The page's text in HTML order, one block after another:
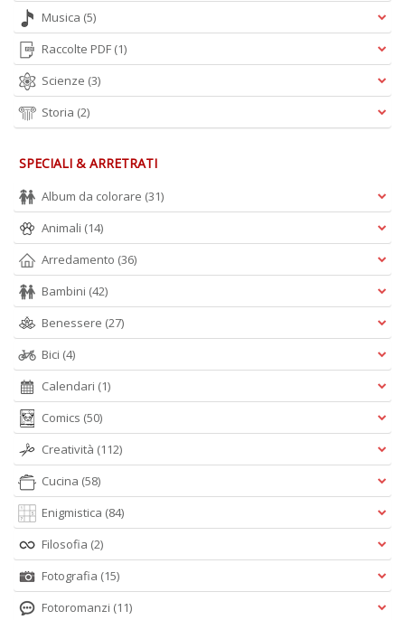
Musica (5)
Raccolte PDF (1)
Scienze (3)
Storia (2)
SPECIALI & ARRETRATI
Album da colorare (31)
Animali (14)
Arredamento (36)
Bambini (42)
Benessere (27)
Bici (4)
Calendari (1)
Comics (50)
Creatività (112)
Cucina (58)
Enigmistica (84)
Filosofia (2)
Fotografia (15)
Fotoromanzi (11)